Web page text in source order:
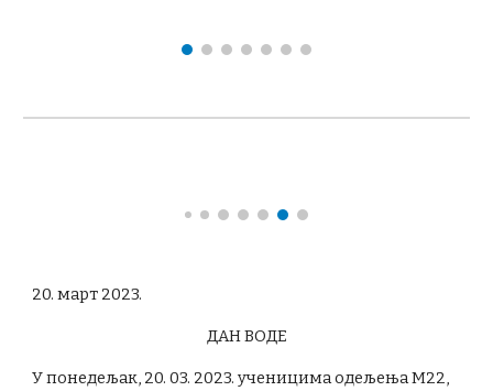
20. март 2023.
ДАН ВОДЕ
У понедељак, 20. 03. 2023. ученицима одељења М22,